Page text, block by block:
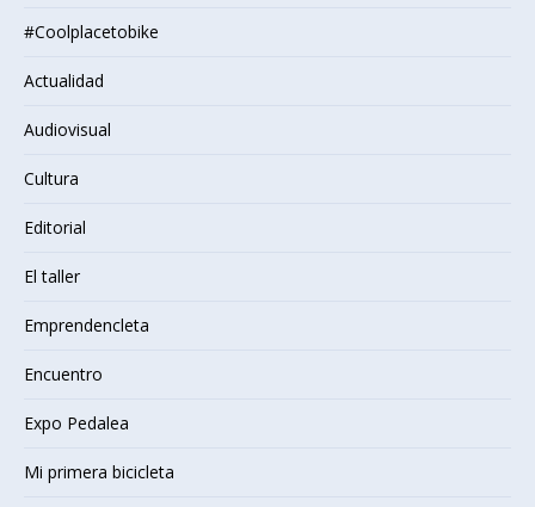
#Coolplacetobike
Actualidad
Audiovisual
Cultura
Editorial
El taller
Emprendencleta
Encuentro
Expo Pedalea
Mi primera bicicleta